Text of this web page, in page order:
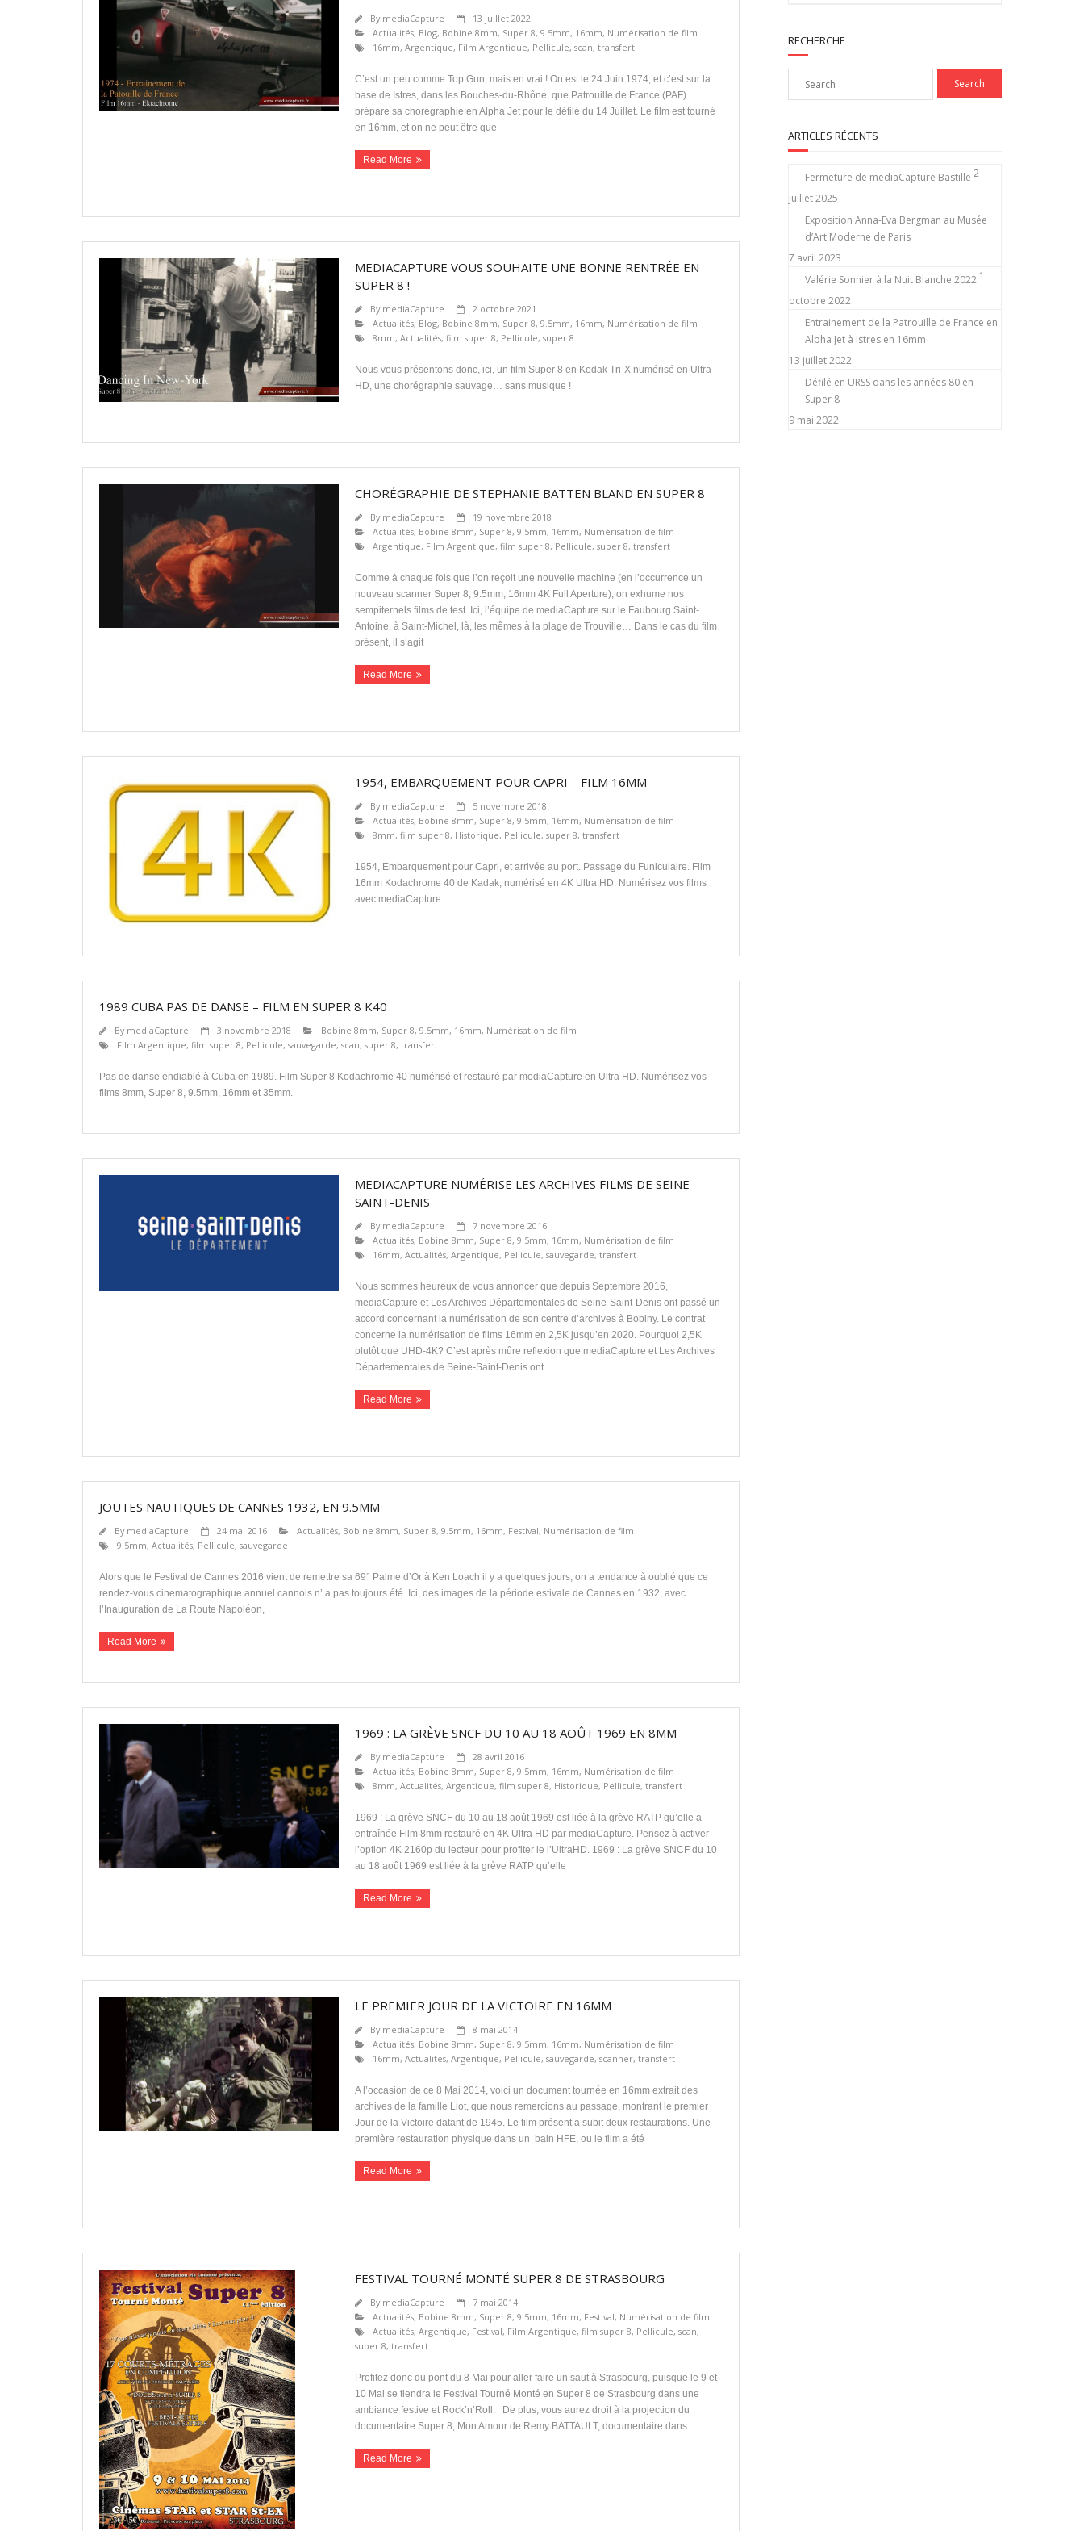
By mediaCapture
13 juillet 2022
Actualités, Blog, Bobine 8mm, Super 8, 9.5mm, 16mm, Numérisation de film
16mm,Argentique, Film Argentique, Pellicule,scan,transfert
C’est un peu comme Top Gun, mais en vrai ! On est le 24 Juin 1974, et c’est sur la
base de Istres, dans les Bouches-du-Rhône, que Patrouille de France (PAF)
prépare sa chorégraphie en Alpha Jet pour le défilé du 14 Juillet. Le film est tourné
en 16mm, et on ne peut être que
Read More
MEDIACAPTURE VOUS SOUHAITE UNE BONNE RENTRÉE EN
SUPER 8 !
By mediaCapture
2 octobre 2021
Actualités, Blog, Bobine 8mm, Super 8, 9.5mm, 16mm, Numérisation de film
8mm,Actualités,film super 8, Pellicule,super 8
Nous vous présentons donc, ici, un film Super 8 en Kodak Tri-X numérisé en Ultra
HD, une chorégraphie sauvage… sans musique !
CHORÉGRAPHIE DE STEPHANIE BATTEN BLAND EN SUPER 8
By mediaCapture
19 novembre 2018
Actualités, Bobine 8mm, Super 8, 9.5mm, 16mm, Numérisation de film
Argentique, Film Argentique,film super 8, Pellicule,super 8,transfert
Comme à chaque fois que l’on reçoit une nouvelle machine (en l’occurrence un
nouveau scanner Super 8, 9.5mm, 16mm 4K Full Aperture), on exhume nos
sempiternels films de test. Ici, l’équipe de mediaCapture sur le Faubourg Saint-
Antoine, à Saint-Michel, là, les mêmes à la plage de Trouville… Dans le cas du film
présent, il s’agit
Read More
1954, EMBARQUEMENT POUR CAPRI – FILM 16MM
By mediaCapture
5 novembre 2018
Actualités, Bobine 8mm, Super 8, 9.5mm, 16mm, Numérisation de film
8mm,film super 8, Historique, Pellicule,super 8,transfert
1954, Embarquement pour Capri, et arrivée au port. Passage du Funiculaire. Film
16mm Kodachrome 40 de Kadak, numérisé en 4K Ultra HD. Numérisez vos films
avec mediaCapture.
1989 CUBA PAS DE DANSE – FILM EN SUPER 8 K40
By mediaCapture 3 novembre 2018 Bobine 8mm, Super 8, 9.5mm, 16mm, Numérisation de film
Film Argentique, film super 8, Pellicule, sauvegarde, scan, super 8, transfert
Pas de danse endiablé à Cuba en 1989. Film Super 8 Kodachrome 40 numérisé et restauré par mediaCapture en Ultra HD. Numérisez vos
films 8mm, Super 8, 9.5mm, 16mm et 35mm.
MEDIACAPTURE NUMÉRISE LES ARCHIVES FILMS DE SEINE-
SAINT-DENIS
By mediaCapture
7 novembre 2016
Actualités, Bobine 8mm, Super 8, 9.5mm, 16mm, Numérisation de film
16mm,Actualités,Argentique, Pellicule,sauvegarde,transfert
Nous sommes heureux de vous annoncer que depuis Septembre 2016,
mediaCapture et Les Archives Départementales de Seine-Saint-Denis ont passé un
accord concernant la numérisation de son centre d’archives à Bobiny. Le contrat
concerne la numérisation de films 16mm en 2,5K jusqu’en 2020. Pourquoi 2,5K
plutôt que UHD-4K? C’est après mûre reflexion que mediaCapture et Les Archives
Départementales de Seine-Saint-Denis ont
Read More
JOUTES NAUTIQUES DE CANNES 1932, EN 9.5MM
By mediaCapture 24 mai 2016 Actualités, Bobine 8mm, Super 8, 9.5mm, 16mm, Festival, Numérisation de film
9.5mm, Actualités, Pellicule, sauvegarde
Alors que le Festival de Cannes 2016 vient de remettre sa 69° Palme d’Or à Ken Loach il y a quelques jours, on a tendance à oublié que ce
rendez-vous cinematographique annuel cannois n’ a pas toujours été. Ici, des images de la période estivale de Cannes en 1932, avec
l’Inauguration de La Route Napoléon,
Read More
1969 : LA GRÈVE SNCF DU 10 AU 18 AOÛT 1969 EN 8MM
By mediaCapture
28 avril 2016
Actualités, Bobine 8mm, Super 8, 9.5mm, 16mm, Numérisation de film
8mm,Actualités,Argentique,film super 8, Historique, Pellicule,transfert
1969 : La grève SNCF du 10 au 18 août 1969 est liée à la grève RATP qu’elle a
entraînée Film 8mm restauré en 4K Ultra HD par mediaCapture. Pensez à activer
l’option 4K 2160p du lecteur pour profiter le l’UltraHD. 1969 : La grève SNCF du 10
au 18 août 1969 est liée à la grève RATP qu’elle
Read More
LE PREMIER JOUR DE LA VICTOIRE EN 16MM
By mediaCapture
8 mai 2014
Actualités, Bobine 8mm, Super 8, 9.5mm, 16mm, Numérisation de film
16mm,Actualités,Argentique, Pellicule,sauvegarde,scanner,transfert
A l’occasion de ce 8 Mai 2014, voici un document tournée en 16mm extrait des
archives de la famille Liot, que nous remercions au passage, montrant le premier
Jour de la Victoire datant de 1945. Le film présent a subit deux restaurations. Une
première restauration physique dans un bain HFE, ou le film a été
Read More
FESTIVAL TOURNÉ MONTÉ SUPER 8 DE STRASBOURG
By mediaCapture
7 mai 2014
Actualités, Bobine 8mm, Super 8, 9.5mm, 16mm, Festival, Numérisation de film
Actualités,Argentique, Festival, Film Argentique,film super 8, Pellicule,scan,
super 8,transfert
Profitez donc du pont du 8 Mai pour aller faire un saut à Strasbourg, puisque le 9 et
10 Mai se tiendra le Festival Tourné Monté en Super 8 de Strasbourg dans une
ambiance festive et Rock’n’Roll. De plus, vous aurez droit à la projection du
documentaire Super 8, Mon Amour de Remy BATTAULT, documentaire dans
Read More
RECHERCHE
ARTICLES RÉCENTS
Fermeture de mediaCapture Bastille 2
juillet 2025
Exposition Anna-Eva Bergman au Musée
d’Art Moderne de Paris
7 avril 2023
Valérie Sonnier à la Nuit Blanche 2022 1
octobre 2022
Entrainement de la Patrouille de France en
Alpha Jet à Istres en 16mm
13 juillet 2022
Défilé en URSS dans les années 80 en
Super 8
9 mai 2022